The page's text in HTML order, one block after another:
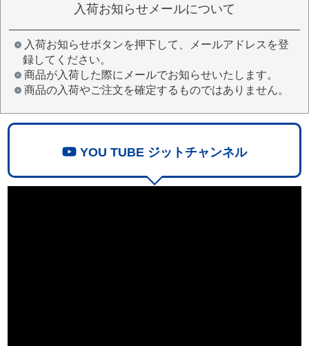
入荷お知らせメールについて
入荷お知らせボタンを押下して、メールアドレスを登
録してください。
商品が入荷した際にメールでお知らせいたします。
商品の入荷やご注文を確定するものではありません。
YOU TUBE ジットチャンネル